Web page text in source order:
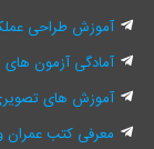
آموزش طراحی
آمادگی آزمون
آموزش های تصویری 808 در
معرفی کتب عمران